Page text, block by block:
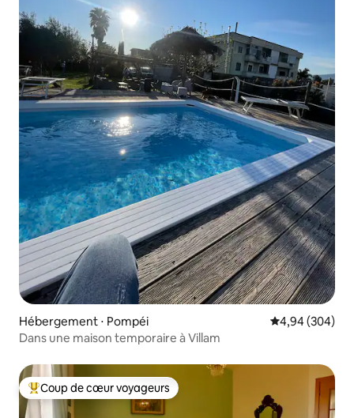
Hébergement ⋅ Pompéi Évaluation
4,94 (304)
Dans une maison temporaire à Villam
Coups de cœur voyageurs les plus appréciés
Coup de cœur voyageurs